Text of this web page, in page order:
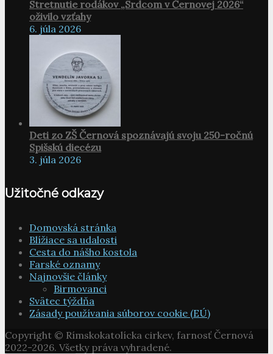
Stretnutie rodákov „Srdcom v Černovej 2026“
oživilo vzťahy
6. júla 2026
Deti zo ZŠ Černová spoznávajú svoju 250-ročnú
Spišskú diecézu
3. júla 2026
Užitočné odkazy
Domovská stránka
Blížiace sa udalosti
Cesta do nášho kostola
Farské oznamy
Najnovšie články
Birmovanci
Svätec týždňa
Zásady používania súborov cookie (EÚ)
Copyright © Rímskokatolícka cirkev, farnosť Černová
2022-2026. Všetky práva vyhradené.